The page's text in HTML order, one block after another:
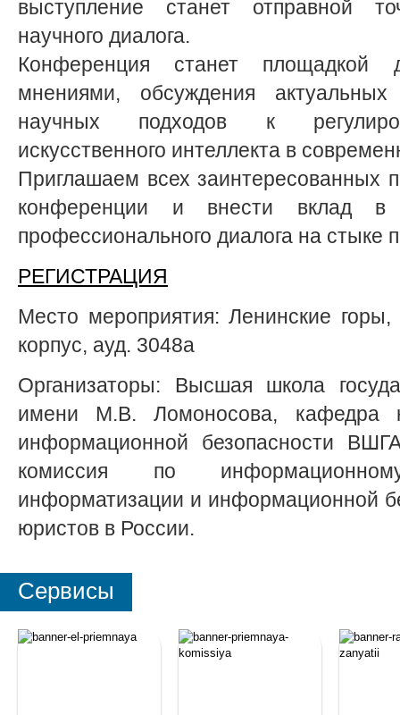
выступление станет отправной
научного диалога.
Конференция станет площадкой
мнениями, обсуждения
научных подходов к
искусственного интеллекта в
Приглашаем всех заинтересованных
конференции и внести вклад в
профессионального диалога на стыке
РЕГИСТРАЦИЯ
Место мероприятия: Ленинские
корпус, ауд. 3048а
Организаторы: Высшая школа
имени М.В. Ломоносова, кафедра
информационной безопасности
комиссия по
информатизации и информационной
юристов в России.
Сервисы